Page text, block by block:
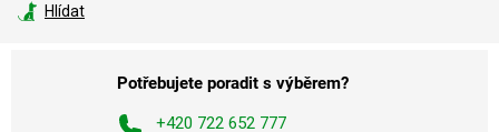
Hlídat
Potřebujete poradit s výběrem?
+420 722 652 777